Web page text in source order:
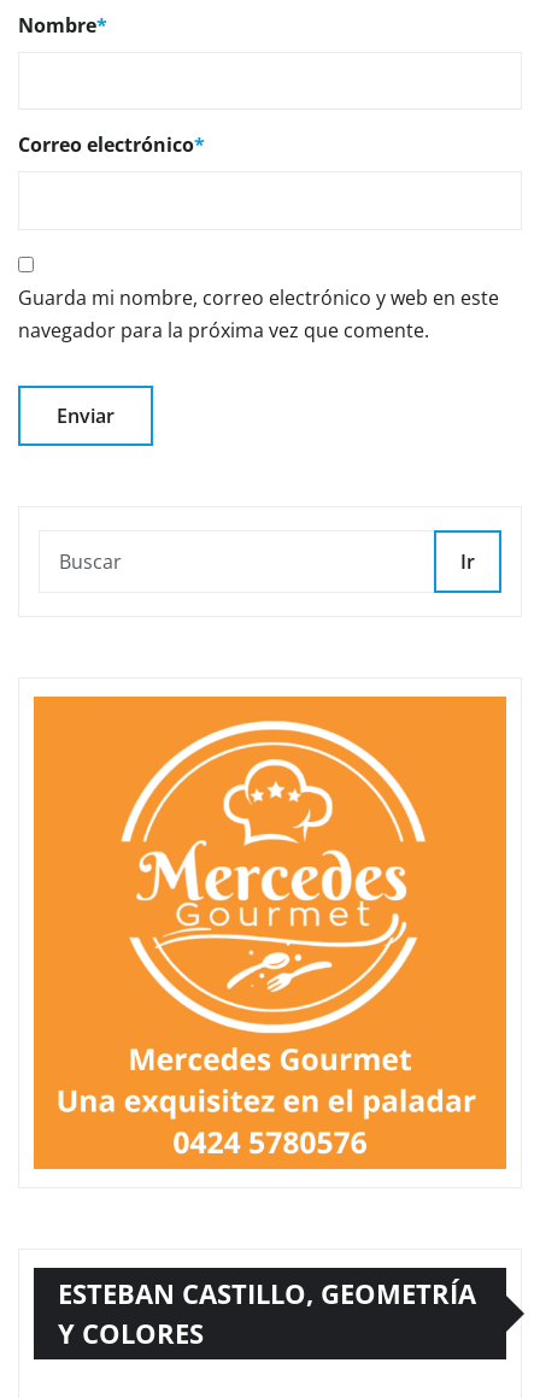
Nombre*
Correo electrónico*
Guarda mi nombre, correo electrónico y web en este
navegador para la próxima vez que comente.
Ir
ESTEBAN CASTILLO, GEOMETRÍA
Y COLORES